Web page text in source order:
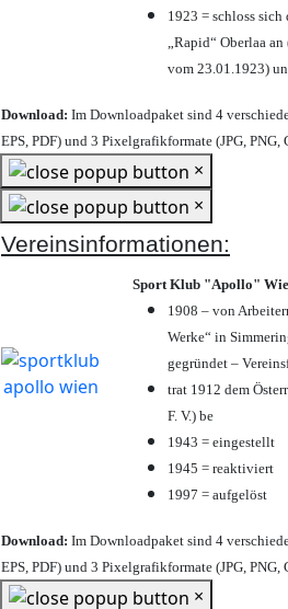
1923 = schloss
„Rapid“ Oberlaa
vom 23.01.1923)
Download: Im Downloadpaket sind 4
EPS, PDF) und 3 Pixelgrafikformate (JPG, PNG,
×
×
Vereinsinformationen:
Sport Klub "Apollo"
1908 – von
Werke“ in
gegründet –
trat 1912 dem
F. V.) be
1943 = eingestellt
1945 = reaktiviert
1997 = aufgelöst
Download: Im Downloadpaket sind 4
EPS, PDF) und 3 Pixelgrafikformate (JPG, PNG,
×